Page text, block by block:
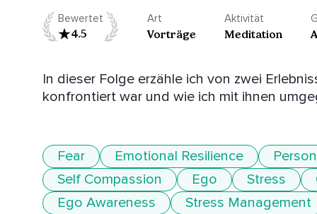
Bewertet
4.5
Art
Vorträge
Aktivität
Meditation
In dieser Folge erzähle ich von zwei
konfrontiert war und wie ich mit ihnen
Fear Emotional Resilience
Self Compassion
Ego Stress
Ego Awareness
Stress Management